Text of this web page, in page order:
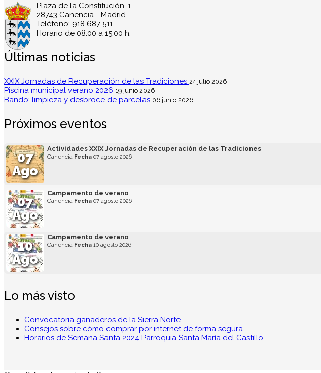
Plaza de la Constitución, 1
28743 Canencia - Madrid
Teléfono: 918 687 511
Horario de 08:00 a 15:00 h.
Últimas noticias
XXIX Jornadas de Recuperación de las Tradiciones 24 julio 2026
Piscina municipal verano 2026 19 junio 2026
Bando: limpieza y desbroce de parcelas 06 junio 2026
Próximos eventos
07
Ago
Actividades XXIX Jornadas de Recuperación de las Tradiciones
Canencia Fecha 07 agosto 2026
07
Ago
Campamento de verano
Canencia Fecha 07 agosto 2026
10
Ago
Campamento de verano
Canencia Fecha 10 agosto 2026
Lo más visto
Convocatoria ganaderos de la Sierra Norte
Consejos sobre cómo comprar por internet de forma segura
Horarios de Semana Santa 2024 Parroquia Santa María del Castillo